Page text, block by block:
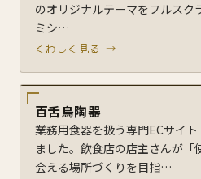
のオリジナルテーマをフルスク
ミシ…
くわしく見る →
百舌鳥陶器
業務用食器を扱う専門ECサイ
ました。飲食店の店主さんが「
会える場所づくりを目指…